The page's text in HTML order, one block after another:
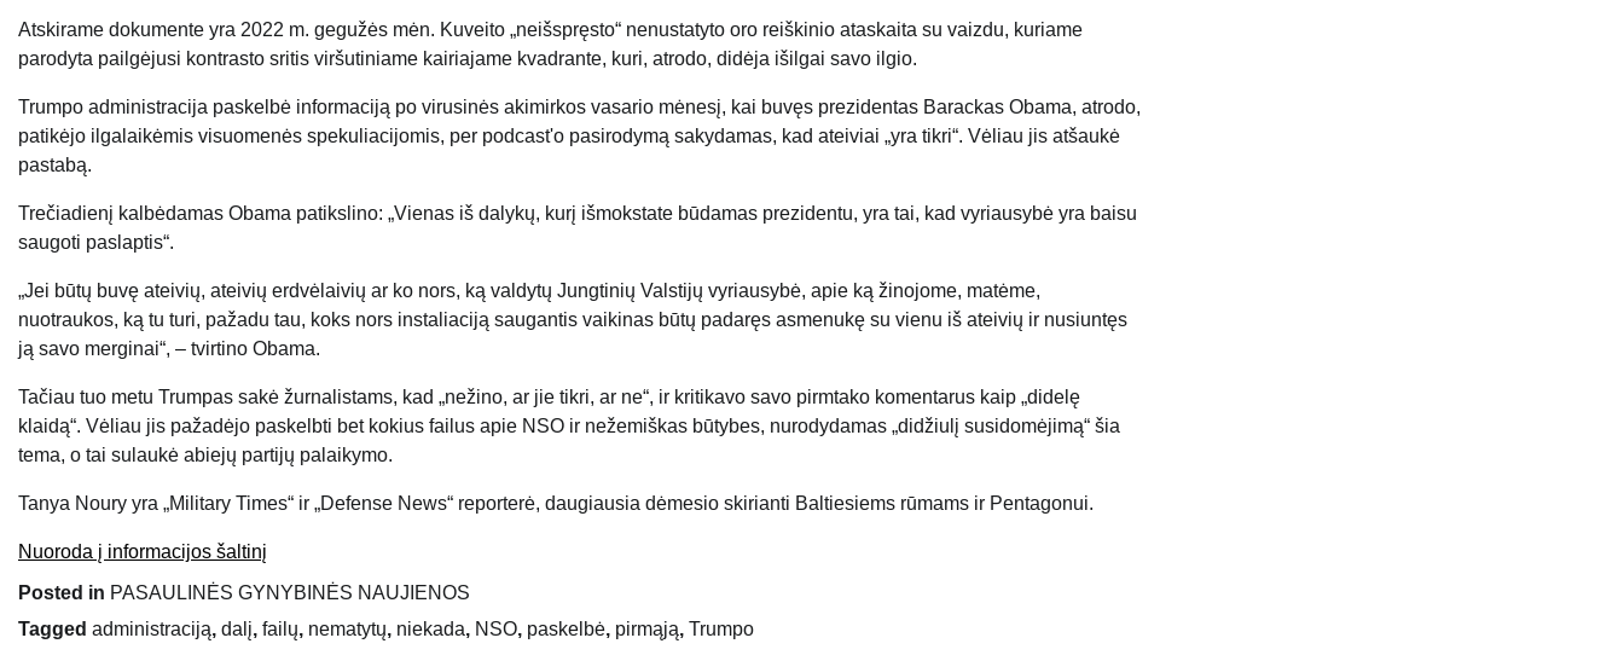
Atskirame dokumente yra 2022 m. gegužės mėn. Kuveito „neišspręsto“ nenustatyto oro reiškinio ataskaita su vaizdu, kuriame
parodyta pailgėjusi kontrasto sritis viršutiniame kairiajame kvadrante, kuri, atrodo, didėja išilgai savo ilgio.
Trumpo administracija paskelbė informaciją po virusinės akimirkos vasario mėnesį, kai buvęs prezidentas Barackas Obama, atrodo,
patikėjo ilgalaikėmis visuomenės spekuliacijomis, per podcast'o pasirodymą sakydamas, kad ateiviai „yra tikri“. Vėliau jis atšaukė
pastabą.
Trečiadienį kalbėdamas Obama patikslino: „Vienas iš dalykų, kurį išmokstate būdamas prezidentu, yra tai, kad vyriausybė yra baisu
saugoti paslaptis“.
„Jei būtų buvę ateivių, ateivių erdvėlaivių ar ko nors, ką valdytų Jungtinių Valstijų vyriausybė, apie ką žinojome, matėme,
nuotraukos, ką tu turi, pažadu tau, koks nors instaliaciją saugantis vaikinas būtų padaręs asmenukę su vienu iš ateivių ir nusiuntęs
ją savo merginai“, – tvirtino Obama.
Tačiau tuo metu Trumpas sakė žurnalistams, kad „nežino, ar jie tikri, ar ne“, ir kritikavo savo pirmtako komentarus kaip „didelę
klaidą“. Vėliau jis pažadėjo paskelbti bet kokius failus apie NSO ir nežemiškas būtybes, nurodydamas „didžiulį susidomėjimą“ šia
tema, o tai sulaukė abiejų partijų palaikymo.
Tanya Noury ​​yra „Military Times“ ir „Defense News“ reporterė, daugiausia dėmesio skirianti Baltiesiems rūmams ir Pentagonui.
Nuoroda į informacijos šaltinį
Posted in PASAULINĖS GYNYBINĖS NAUJIENOS
Tagged administraciją, dalį, failų, nematytų, niekada, NSO, paskelbė, pirmąją, Trumpo